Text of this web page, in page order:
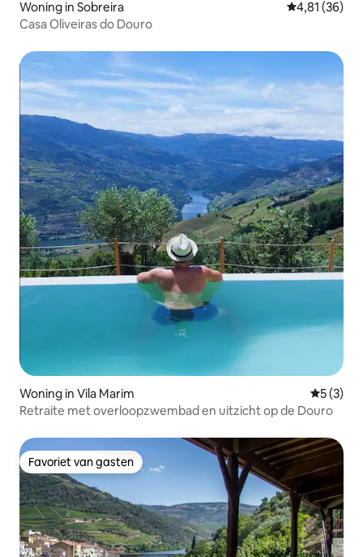
Woning in Sobreira Gemiddelde
4,81 (36)
Casa Oliveiras do Douro
Woning in Vila Marim
5 (3)
Retraite met overloopzwembad en uitzicht op de Douro
Favoriet van gasten
Favoriet van gasten